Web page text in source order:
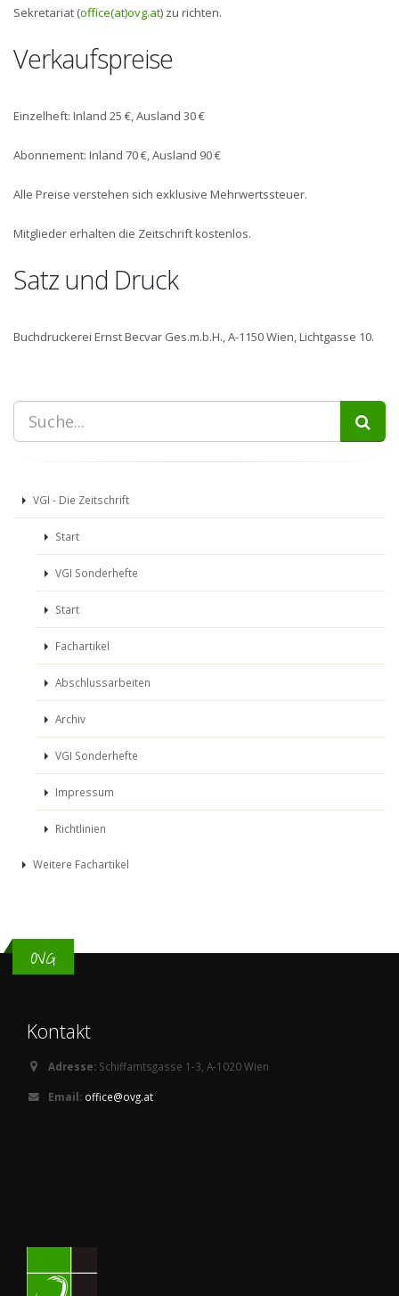
Sekretariat (office(at)ovg.at) zu richten.
Verkaufspreise
Einzelheft: Inland 25 €, Ausland 30 €
Abonnement: Inland 70 €, Ausland 90 €
Alle Preise verstehen sich exklusive Mehrwertssteuer.
Mitglieder erhalten die Zeitschrift kostenlos.
Satz und Druck
Buchdruckerei Ernst Becvar Ges.m.b.H., A-1150 Wien, Lichtgasse 10.
VGI - Die Zeitschrift
Start
VGI Sonderhefte
Start
Fachartikel
Abschlussarbeiten
Archiv
VGI Sonderhefte
Impressum
Richtlinien
Weitere Fachartikel
OVG
Kontakt
Adresse: Schiffamtsgasse 1-3, A-1020 Wien
Email: office@ovg.at